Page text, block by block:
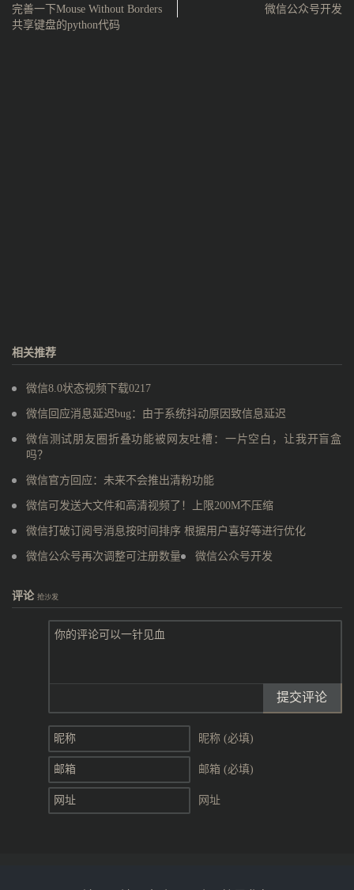
完善一下Mouse Without Borders
共享键盘的python代码
微信公众号开发
相关推荐
微信8.0状态视频下载0217
微信回应消息延迟bug：由于系统抖动原因致信息延迟
微信测试朋友圈折叠功能被网友吐槽：一片空白，让我开盲盒
吗？
微信官方回应：未来不会推出清粉功能
微信可发送大文件和高清视频了！上限200M不压缩
微信打破订阅号消息按时间排序 根据用户喜好等进行优化
微信公众号再次调整可注册数量 微信公众号开发
评论 抢沙发
提交评论
昵称 (必填)
邮箱 (必填)
网址